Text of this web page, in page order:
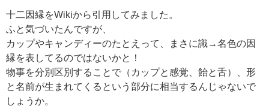
十二因縁をWikiから引用してみました。
ふと気づいたんですが、
カップやキャンディーのたとえって、まさに識→名色の因
縁を表してるのではないかと！
物事を分別区別することで（カップと感覚、飴と舌）、形
と名前が生まれてくるという部分に相当するんじゃないで
しょうか。